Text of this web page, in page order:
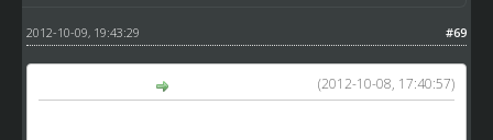
#69
2012-10-09, 19:43:29
(2012-10-08, 17:40:57)